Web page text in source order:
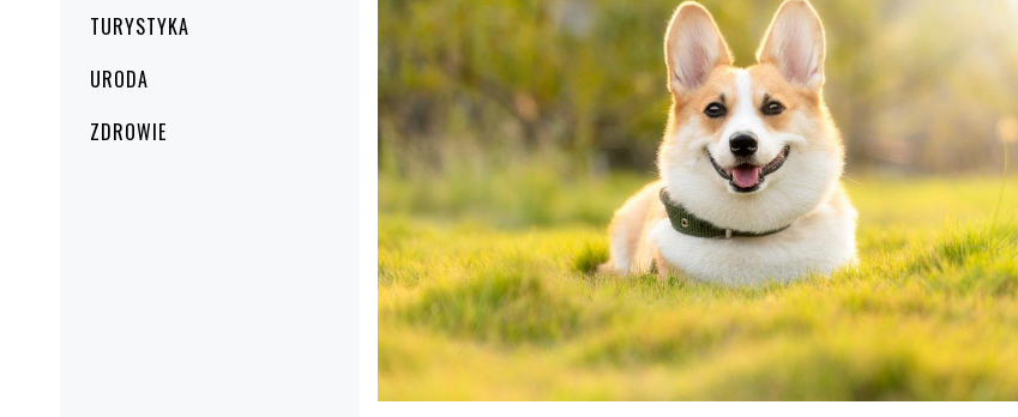
TURYSTYKA
URODA
ZDROWIE